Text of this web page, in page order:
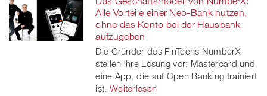
Alle Vorteile einer Neo-Bank nutzen,
ohne das Konto bei der Hausbank
aufzugeben
Die Gründer des FinTechs NumberX
stellen ihre Lösung vor: Mastercard und
eine App, die auf Open Banking trainiert
ist. Weiterlesen